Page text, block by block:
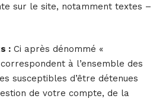
sur le site, notamment textes –
: Ci après dénommé «
à l’ensemble des
susceptibles d’être détenues
de votre compte, de la